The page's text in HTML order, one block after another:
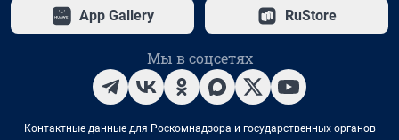
App Gallery RuStore
Мы в соцсетях
Контактные данные для Роскомнадзора и государственных органов